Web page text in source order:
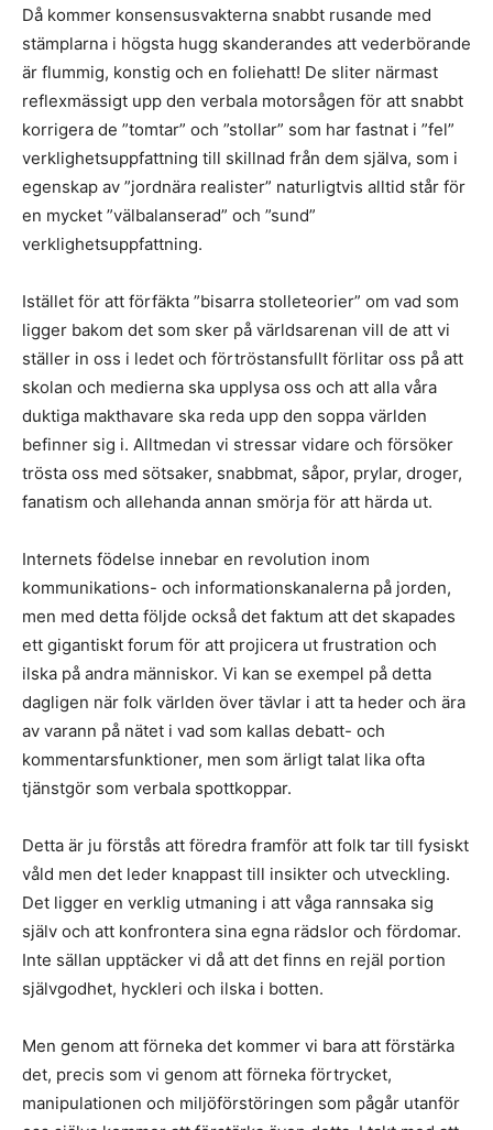
Då kommer konsensusvakterna snabbt rusande med
stämplarna i högsta hugg skanderandes att vederbörande
är flummig, konstig och en foliehatt! De sliter närmast
reflexmässigt upp den verbala motorsågen för att snabbt
korrigera de ”tomtar” och ”stollar” som har fastnat i ”fel”
verklighetsuppfattning till skillnad från dem själva, som i
egenskap av ”jordnära realister” naturligtvis alltid står för
en mycket ”välbalanserad” och ”sund”
verklighetsuppfattning.
Istället för att förfäkta ”bisarra stolleteorier” om vad som
ligger bakom det som sker på världsarenan vill de att vi
ställer in oss i ledet och förtröstansfullt förlitar oss på att
skolan och medierna ska upplysa oss och att alla våra
duktiga makthavare ska reda upp den soppa världen
befinner sig i. Alltmedan vi stressar vidare och försöker
trösta oss med sötsaker, snabbmat, såpor, prylar, droger,
fanatism och allehanda annan smörja för att härda ut.
Internets födelse innebar en revolution inom
kommunikations- och informationskanalerna på jorden,
men med detta följde också det faktum att det skapades
ett gigantiskt forum för att projicera ut frustration och
ilska på andra människor. Vi kan se exempel på detta
dagligen när folk världen över tävlar i att ta heder och ära
av varann på nätet i vad som kallas debatt- och
kommentarsfunktioner, men som ärligt talat lika ofta
tjänstgör som verbala spottkoppar.
Detta är ju förstås att föredra framför att folk tar till fysiskt
våld men det leder knappast till insikter och utveckling.
Det ligger en verklig utmaning i att våga rannsaka sig
själv och att konfrontera sina egna rädslor och fördomar.
Inte sällan upptäcker vi då att det finns en rejäl portion
självgodhet, hyckleri och ilska i botten.
Men genom att förneka det kommer vi bara att förstärka
det, precis som vi genom att förneka förtrycket,
manipulationen och miljöförstöringen som pågår utanför